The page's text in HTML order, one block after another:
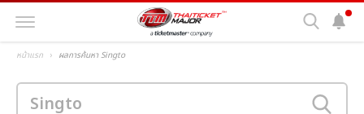
หน้าแรก ผลการค้นหา Singto